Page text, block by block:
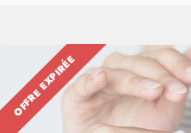
OFFRE EXPIRÉE